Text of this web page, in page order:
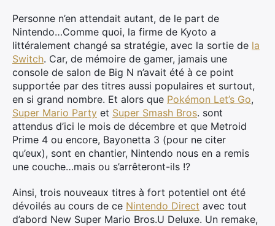
Personne n’en attendait autant, de le part de
Nintendo…Comme quoi, la firme de Kyoto a
littéralement changé sa stratégie, avec la sortie de la
Switch. Car, de mémoire de gamer, jamais une
console de salon de Big N n’avait été à ce point
supportée par des titres aussi populaires et surtout,
en si grand nombre. Et alors que Pokémon Let’s Go,
Super Mario Party et Super Smash Bros. sont
attendus d’ici le mois de décembre et que Metroid
Prime 4 ou encore, Bayonetta 3 (pour ne citer
qu’eux), sont en chantier, Nintendo nous en a remis
une couche…mais ou s’arrêteront-ils !?
Ainsi, trois nouveaux titres à fort potentiel ont été
dévoilés au cours de ce Nintendo Direct avec tout
d’abord New Super Mario Bros.U Deluxe. Un remake,